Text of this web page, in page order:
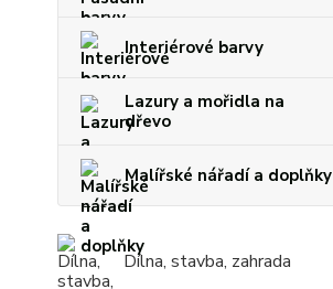
Interiérové barvy
Lazury a mořidla na
dřevo
Malířské nářadí a doplňky
Dílna, stavba, zahrada